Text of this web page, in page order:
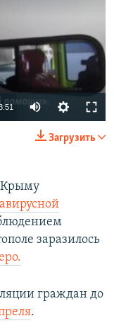
available
Auto
270p
1080p
Загрузить
Крыму
заразилось
граждан до
.